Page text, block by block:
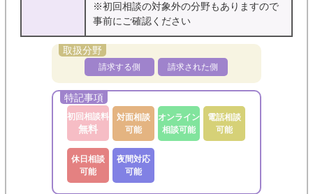
※初回相談の対象外の分野もありますので
事前にご確認ください
請求する側 請求された側
初回相談料
無料
対面相談
可能
オンライン
相談可能
電話相談
可能
休日相談
可能
夜間対応
可能